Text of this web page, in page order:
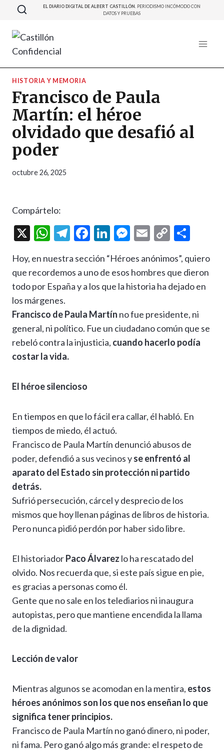
Saltar
contenido
EL DIARIO DIGITAL DE ALBERT CASTILLÓN. PERIODISMO INCÓMODO CON
DATOS Y PRUEBAS
HISTORIA Y MEMORIA
Francisco de Paula
Martín: el héroe
olvidado que desafió al
poder
octubre 26, 2025
Compártelo:
X
W
at
s
A
p
p
T
e
gr
m
F
e
b
o
k
Li
ke
dI
M
se
n
er
E
ai
l
C
p
y
Li
n
k
m
p
ti
r
Hoy, en nuestra sección “Héroes anónimos”, quiero
que recordemos a uno de esos hombres que dieron
todo por España y a los que la historia ha dejado en
los márgenes.
Francisco de Paula Martín no fue presidente, ni
general, ni político. Fue un ciudadano común que se
rebeló contra la injusticia, cuando hacerlo podía
costar la vida.
El héroe silencioso
En tiempos en que lo fácil era callar, él habló. En
tiempos de miedo, él actuó.
Francisco de Paula Martín denunció abusos de
poder, defendió a sus vecinos yse enfrentó al
aparato del Estado sin protección ni partido
detrás.
Sufrió persecución, cárcel y desprecio de los
mismos que hoy llenan páginas de libros de historia.
Pero nunca pidió perdón por haber sido libre.
El historiadorPaco Álvarez lo ha rescatado del
olvido. Nos recuerda que, si este país sigue en pie,
es gracias a personas como él.
Gente que no sale en los telediarios ni inaugura
autopistas, pero que mantiene encendida la llama
de la dignidad.
Lección de valor
Mientras algunos se acomodan en la mentira, estos
héroes anónimos son los que nos enseñan lo que
significa tener principios.
Francisco de Paula Martín no ganó dinero, ni poder,
ni fama. Pero ganó algo más grande: el respeto de